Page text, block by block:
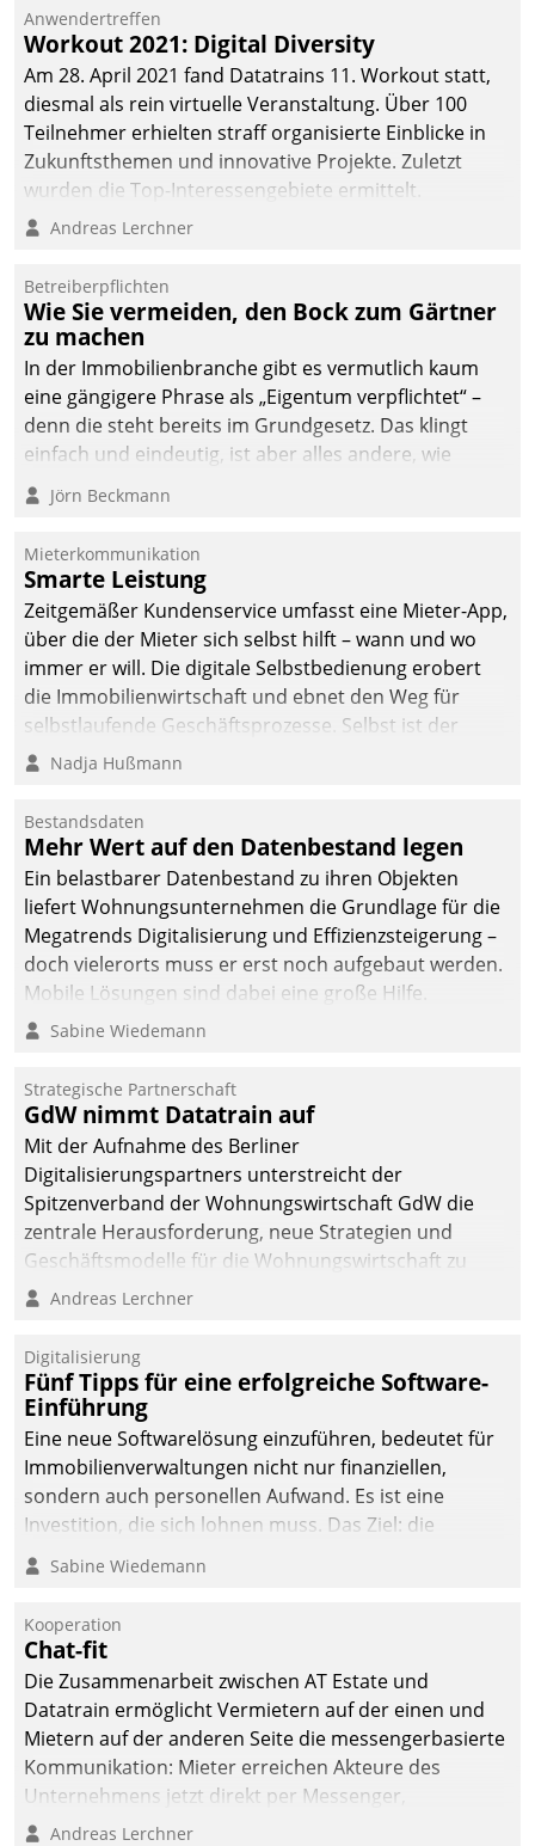
Cloud-Strategien und -
Lösungen mit hohem
Zukunftspotenzial.
Anwendertreffen
Workout 2021: Digital Diversity
Am 28. April 2021 fand Datatrains 11. Workout statt,
diesmal als rein virtuelle Veranstaltung. Über 100
Teilnehmer erhielten straff organisierte Einblicke in
Zukunftsthemen und innovative Projekte. Zuletzt
wurden die Top-Interessengebiete ermittelt.
Andreas Lerchner
Betreiberpflichten
Wie Sie vermeiden, den Bock zum Gärtner
zu machen
In der Immobilienbranche gibt es vermutlich kaum
eine gängigere Phrase als „Eigentum verpflichtet“ –
denn die steht bereits im Grundgesetz. Das klingt
einfach und eindeutig, ist aber alles andere, wie
Branchenbeschäftigte wissen. Denn mit der
Verantwortung folgen Verpflichtungen.
Jörn Beckmann
Mieterkommunikation
Smarte Leistung
Zeitgemäßer Kundenservice umfasst eine Mieter-App,
über die der Mieter sich selbst hilft – wann und wo
immer er will. Die digitale Selbstbedienung erobert
die Immobilienwirtschaft und ebnet den Weg für
selbstlaufende Geschäftsprozesse. Selbst ist der
Kunde und smart der Serviceanbieter.
Nadja Hußmann
Bestandsdaten
Mehr Wert auf den Datenbestand legen
Ein belastbarer Datenbestand zu ihren Objekten
liefert Wohnungsunternehmen die Grundlage für die
Megatrends Digitalisierung und Effizienzsteigerung –
doch vielerorts muss er erst noch aufgebaut werden.
Mobile Lösungen sind dabei eine große Hilfe.
Sabine Wiedemann
Strategische Partnerschaft
GdW nimmt Datatrain auf
Mit der Aufnahme des Berliner
Digitalisierungspartners unterstreicht der
Spitzenverband der Wohnungswirtschaft GdW die
zentrale Herausforderung, neue Strategien und
Geschäftsmodelle für die Wohnungswirtschaft zu
entwickeln.
Andreas Lerchner
Digitalisierung
Fünf Tipps für eine erfolgreiche Software-
Einführung
Eine neue Softwarelösung einzuführen, bedeutet für
Immobilienverwaltungen nicht nur finanziellen,
sondern auch personellen Aufwand. Es ist eine
Investition, die sich lohnen muss. Das Ziel: die
nachhaltige Optimierung der Geschäftsabläufe. Damit
dieses Ziel erreicht wird, sollten einige Grundregeln
Sabine Wiedemann
Kooperation
Chat-fit
Die Zusammenarbeit zwischen AT Estate und
Datatrain ermöglicht Vermietern auf der einen und
Mietern auf der anderen Seite die messengerbasierte
Kommunikation: Mieter erreichen Akteure des
Unternehmens jetzt direkt per Messenger,
Mitarbeiter oder Dienstleister empfangen oder
Andreas Lerchner